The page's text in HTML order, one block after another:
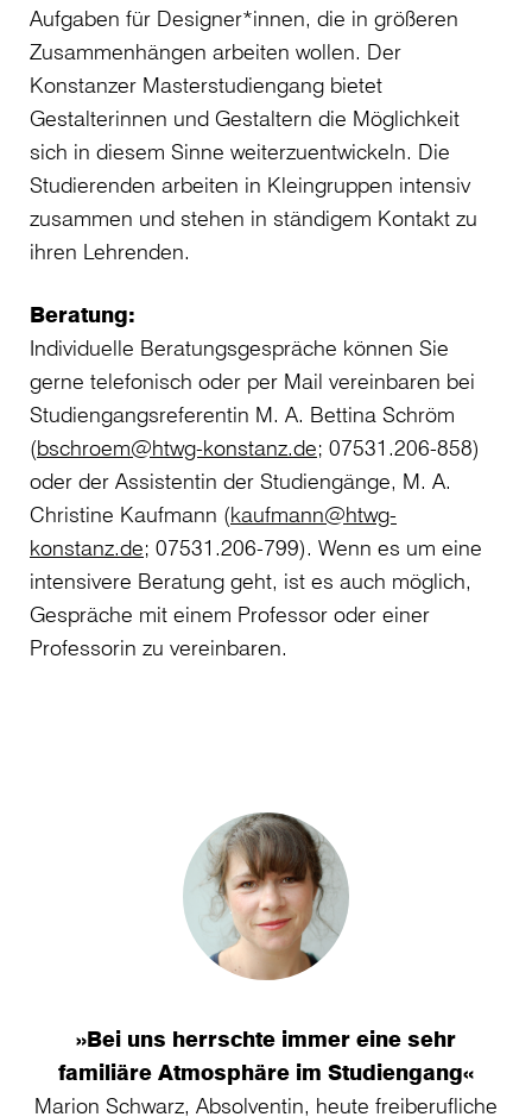
Aufgaben für Designer*innen, die in größeren
Zusammenhängen arbeiten wollen. Der
Konstanzer Masterstudiengang bietet
Gestalterinnen und Gestaltern die Möglichkeit
sich in diesem Sinne weiterzuentwickeln. Die
Studierenden arbeiten in Kleingruppen intensiv
zusammen und stehen in ständigem Kontakt zu
ihren Lehrenden.
Beratung:
Individuelle Beratungsgespräche können Sie
gerne telefonisch oder per Mail vereinbaren bei
Studiengangsreferentin M. A. Bettina Schröm
(bschroem@htwg-konstanz.de; 07531.206-858)
oder der Assistentin der Studiengänge, M. A.
Christine Kaufmann (kaufmann@htwg-
konstanz.de; 07531.206-799). Wenn es um eine
intensivere Beratung geht, ist es auch möglich,
Gespräche mit einem Professor oder einer
Professorin zu vereinbaren.
»Bei uns herrschte immer eine sehr
familiäre Atmosphäre im Studiengang«
Marion Schwarz, Absolventin, heute freiberufliche